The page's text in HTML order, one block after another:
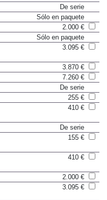
De serie
Sólo en paquete
2.000 €
Sólo en paquete
3.870 €
7.260 €
De serie
255 €
De serie
2.000 €